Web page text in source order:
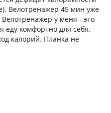
Велотренажер 45 мин уже
у меня - это
еду комфортно для себя,
калорий. Планка не